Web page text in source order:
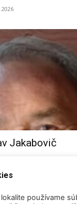
Jakabovič
používame